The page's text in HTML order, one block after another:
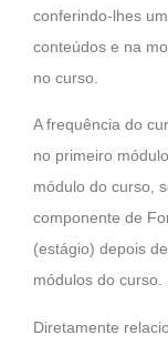
conferindo-lhes
conteúdos e na
no curso.
A frequência do
no primeiro
módulo do curso,
componente de
(estágio) depois
módulos do curso.
Diretamente